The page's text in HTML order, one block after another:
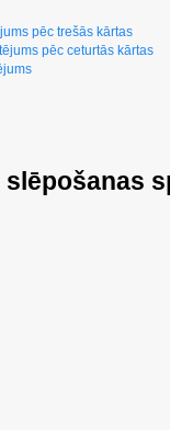
pēc trešās kārtas
pēc ceturtās kārtas